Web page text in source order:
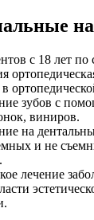
с 18 лет по
зубов с
виниров.
на
и не
лечение